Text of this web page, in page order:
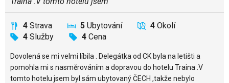
4 Strava 5 Ubytování 4 Okolí
4 Služby 4 Cena
Dovolená se mi velmi líbila . Delegátka od CK byla na letišti a
pomohla mi s nasměrováním a dopravou do hotelu Traina .V
tomto hotelu jsem byl sám ubytovaný ČECH ,takže nebylo